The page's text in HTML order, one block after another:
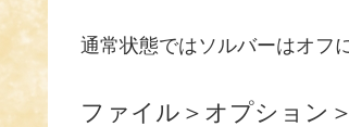
通常状態ではソルバーはオフ
ファイル＞オプション